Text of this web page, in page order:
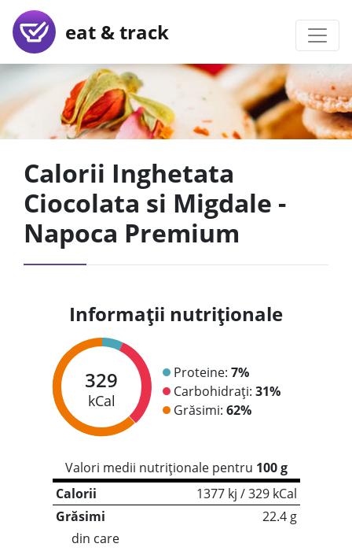
eat & track
Calorii Inghetata
Ciocolata si Migdale -
Napoca Premium
Informații nutriționale
329
kCal
Proteine: 7%
Carbohidrați: 31%
Grăsimi: 62%
Valori medii nutriționale pentru 100 g
Calorii
1377 kj / 329 kCal
Grăsimi
22.4 g
din care